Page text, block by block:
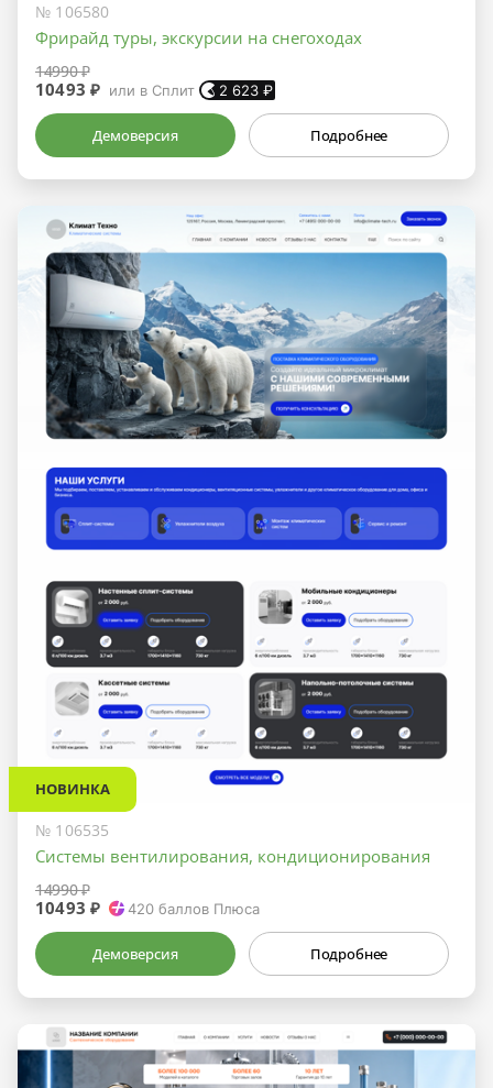
№ 106580
Фрирайд туры, экскурсии на снегоходах
14990 ₽
10493 ₽ или в Сплит 2 623 ₽
Демоверсия Подробнее
НОВИНКА
№ 106535
Системы вентилирования, кондиционирования
14990 ₽
10493 ₽ 420 баллов Плюса
Демоверсия Подробнее